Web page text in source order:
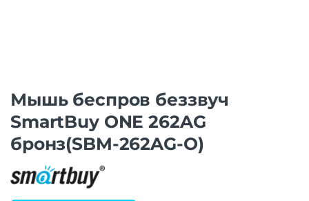
Мышь беспров беззвуч
SmartBuy ONE 262AG
бронз(SBM-262AG-O)